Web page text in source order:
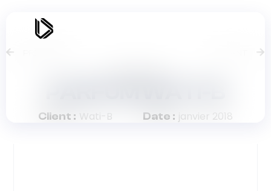
Client : Wati-B Date : janvier 2018